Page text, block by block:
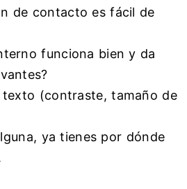
de contacto es fácil de
funciona bien y da
texto (contraste, tamaño de
ya tienes por dónde